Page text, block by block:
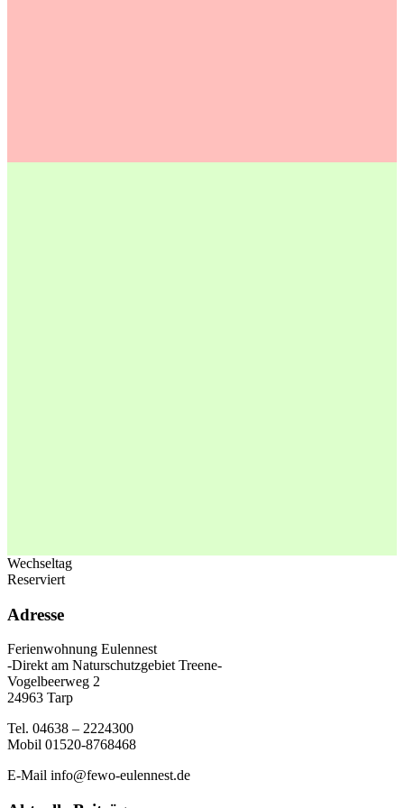
Wechseltag
Reserviert
Adresse
Ferienwohnung Eulennest
-Direkt am Naturschutzgebiet Treene-
Vogelbeerweg 2
24963 Tarp
Tel. 04638 – 2224300
Mobil 01520-8768468
E-Mail info@fewo-eulennest.de